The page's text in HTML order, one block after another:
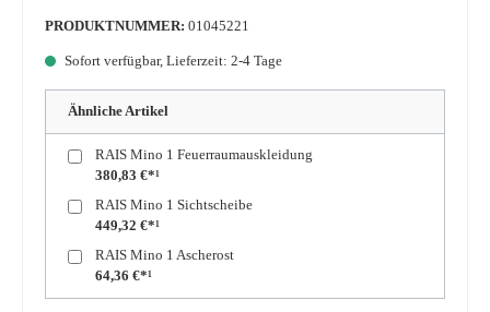
PRODUKTNUMMER: 01045221
Sofort verfügbar, Lieferzeit: 2-4 Tage
Ähnliche Artikel
RAIS Mino 1 Feuerraumauskleidung
380,83 €*¹
RAIS Mino 1 Sichtscheibe
449,32 €*¹
RAIS Mino 1 Ascherost
64,36 €*¹